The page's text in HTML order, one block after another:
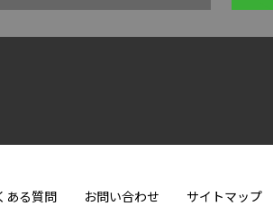
ある質問 お問い合わせ サイトマップ